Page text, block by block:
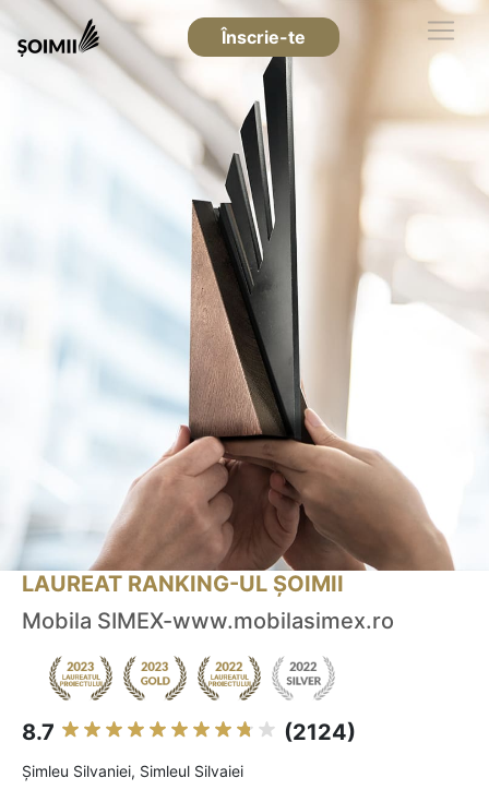
Înscrie-te
LAUREAT RANKING-UL ȘOIMII
Mobila SIMEX-www.mobilasimex.ro
8.7 (2124)
Şimleu Silvaniei, Simleul Silvaiei